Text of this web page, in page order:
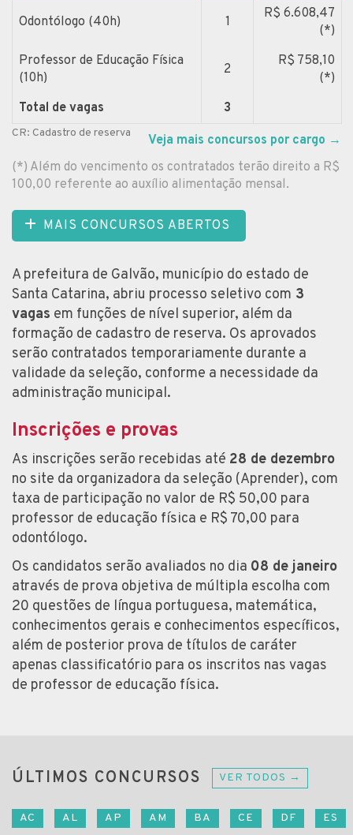
Odontólogo (40h) 1
R$ 6.608,47
(*)
Professor de Educação Física
(10h)
2
R$ 758,10
(*)
Total de vagas
3
CR: Cadastro de reserva Veja mais concursos por cargo →
(*) Além do vencimento os contratados terão direito a R$
100,00 referente ao auxílio alimentação mensal.
MAIS CONCURSOS ABERTOS
A prefeitura de Galvão, município do estado de
Santa Catarina, abriu processo seletivo com 3
vagas em funções de nível superior, além da
formação de cadastro de reserva. Os aprovados
serão contratados temporariamente durante a
validade da seleção, conforme a necessidade da
administração municipal.
Inscrições e provas
As inscrições serão recebidas até 28 de dezembro
no site da organizadora da seleção (Aprender), com
taxa de participação no valor de R$ 50,00 para
professor de educação física e R$ 70,00 para
odontólogo.
Os candidatos serão avaliados no dia 08 de janeiro
através de prova objetiva de múltipla escolha com
20 questões de língua portuguesa, matemática,
conhecimentos gerais e conhecimentos específicos,
além de posterior prova de títulos de caráter
apenas classificatório para os inscritos nas vagas
de professor de educação física.
ÚLTIMOS CONCURSOS VER TODOS →
AC AL AP AM BA CE DF ES